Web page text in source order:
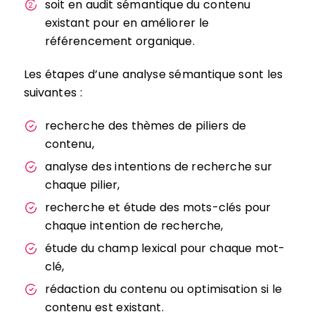
soit en audit sémantique du contenu
existant pour en améliorer le
référencement organique.
Les étapes d’une analyse sémantique sont les
suivantes :
recherche des thèmes de piliers de
contenu,
analyse des intentions de recherche sur
chaque pilier,
recherche et étude des mots-clés pour
chaque intention de recherche,
étude du champ lexical pour chaque mot-
clé,
rédaction du contenu ou optimisation si le
contenu est existant.